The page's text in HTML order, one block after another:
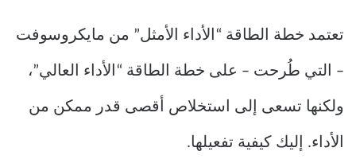
تعتمد خطة الطاقة “الأداء الأمثل” من مايكروسوفت
– التي طُرحت – على خطة الطاقة “الأداء العالي”،
ولكنها تسعى إلى استخلاص أقصى قدر ممكن من
الأداء. إليك كيفية تفعيلها.